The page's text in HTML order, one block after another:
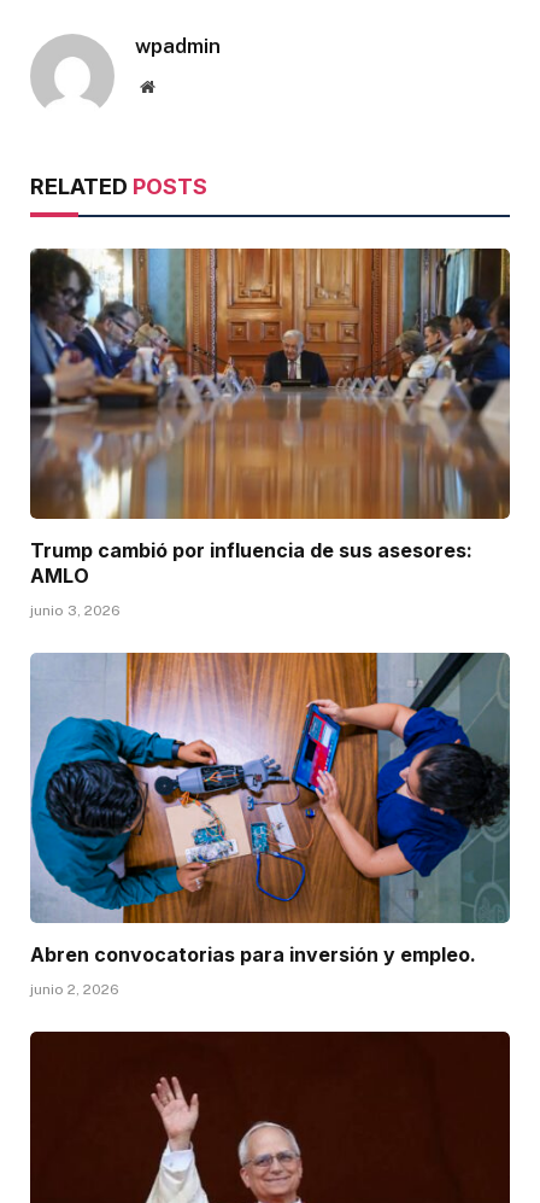
wpadmin
Website
RELATED POSTS
Trump cambió por influencia de sus asesores:
AMLO
junio 3, 2026
Abren convocatorias para inversión y empleo.
junio 2, 2026